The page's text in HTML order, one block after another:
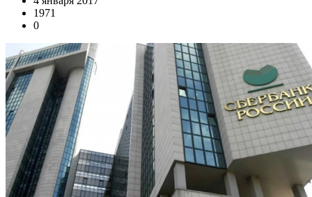
1971
0